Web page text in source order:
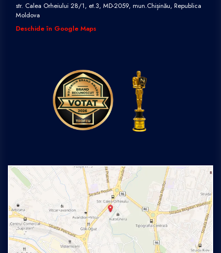
str. Calea Orheiului 28/1, et.3, MD-2059, mun.Chișinău, Republica
Moldova
Deschide în Google Maps